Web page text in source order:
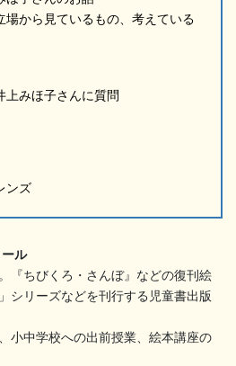
場から見ているもの、考えている
上みほ子さんに質問
ンズ
ル
『ちびくろ・さんぼ』などの復刊絵
シリーズなどを刊行する児童書出版
小中学校への出前授業、絵本講座の